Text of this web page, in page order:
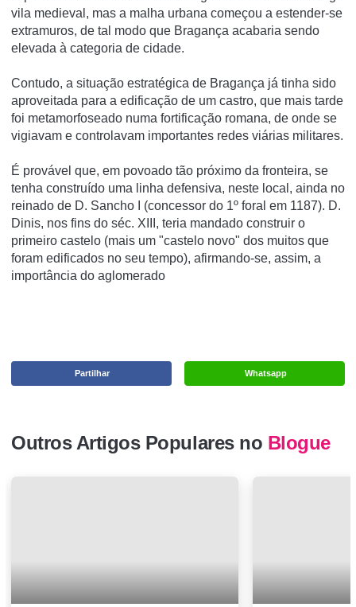
vila medieval, mas a malha urbana começou a estender-se
extramuros, de tal modo que Bragança acabaria sendo
elevada à categoria de cidade.
Contudo, a situação estratégica de Bragança já tinha sido
aproveitada para a edificação de um castro, que mais tarde
foi metamorfoseado numa fortificação romana, de onde se
vigiavam e controlavam importantes redes viárias militares.
É provável que, em povoado tão próximo da fronteira, se
tenha construído uma linha defensiva, neste local, ainda no
reinado de D. Sancho I (concessor do 1º foral em 1187). D.
Dinis, nos fins do séc. XIII, teria mandado construir o
primeiro castelo (mais um "castelo novo" dos muitos que
foram edificados no seu tempo), afirmando-se, assim, a
importância do aglomerado
Whatsapp
Partilhar
Outros Artigos Populares no Blogue